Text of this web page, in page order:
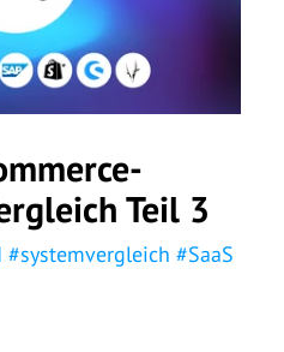
Teil 3
#systemvergleich #SaaS